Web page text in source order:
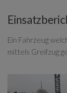
Ein Fahrzeug
mittels Greifzug